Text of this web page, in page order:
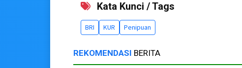
Kata Kunci / Tags
BRI KUR Penipuan
REKOMENDASI BERITA